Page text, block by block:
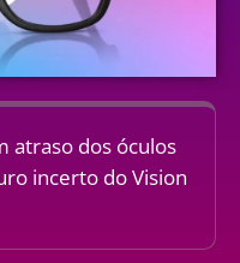
atraso dos óculos
incerto do Vision